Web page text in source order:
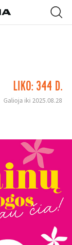
LIKO: 344 D.
Galioja iki 2025.08.28